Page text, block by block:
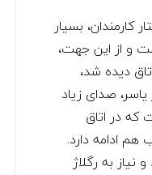
بسیار
و از این جهت،
دیده شد،
صدای زیاد
در اتاق
ادامه دارد.
نیاز به رگلاژ